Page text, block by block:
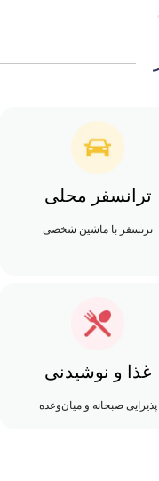
ترانسفر محلی
ترنسفر با ماشین شخصی
غذا و نوشیدنی
پذیرایی صبحانه و میان‌وعده